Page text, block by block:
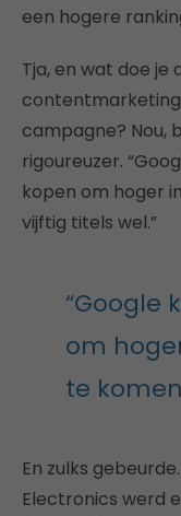
een hogere
Tja, en wat doe je
campagne? Nou,
rigoureuzer.
kopen om hoger
vijftig titels wel.”
“Google
om
te
En zulks
Electronics werd